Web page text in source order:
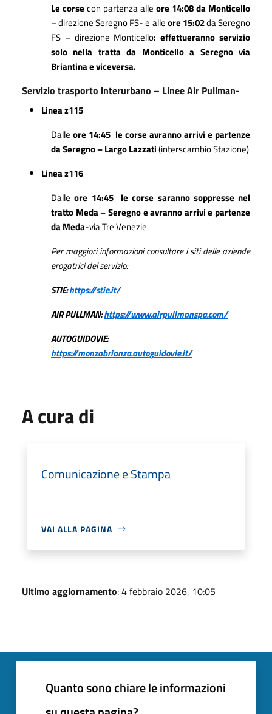
Le corsecon partenza alle ore 14:08 da Monticello
– direzione Seregno FS-e alleore 15:02da Seregno
FS – direzione Monticello: effettueranno servizio
solo nella tratta da Monticello a Seregno via
Briantina e viceversa.
Servizio trasporto interurbano – Linee Air Pullman-
Linea z115
Dalle ore 14:45 le corse avranno arrivi e partenze
da Seregno – Largo Lazzati(interscambio Stazione)
Linea z116
Dalle ore 14:45 le corse saranno soppresse nel
tratto Meda – Seregno e avranno arrivi e partenze
da Meda-via Tre Venezie
Per maggiori informazioni consultare i siti delle aziende
erogatrici del servizio:
STIE:https://stie.it/
AIR PULLMAN:https://www.airpullmanspa.com/
AUTOGUIDOVIE:
https://monzabrianza.autoguidovie.it/
A cura di
Comunicazione e Stampa
VAI ALLA PAGINA
Ultimo aggiornamento: 4 febbraio 2026, 10:05
Quanto sono chiare le informazioni